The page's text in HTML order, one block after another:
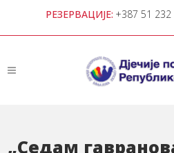
РЕЗЕРВАЦИЈЕ: +387 51 232
„Седам